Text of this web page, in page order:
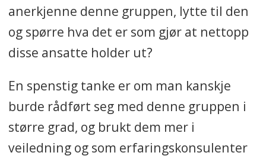
anerkjenne denne gruppen, lytte til den
og spørre hva det er som gjør at nettopp
disse ansatte holder ut?
En spenstig tanke er om man kanskje
burde rådført seg med denne gruppen i
større grad, og brukt dem mer i
veiledning og som erfaringskonsulenter